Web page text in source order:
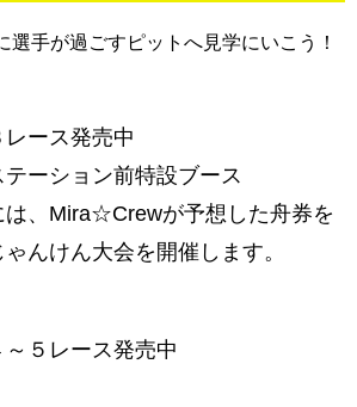
手が過ごすピットへ見学にいこう！
ース発売中
ーション前特設ブース
、Mira☆Crewが予想した舟券を
んけん大会を開催します。
５レース発売中